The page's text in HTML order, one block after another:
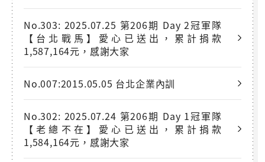
No.303: 2025.07.25 第206期 Day 2冠軍隊
【台北戰馬】愛心已送出，累計捐款
1,587,164元，感謝大家
No.007:2015.05.05 台北企業內訓
No.302: 2025.07.24 第206期 Day 1冠軍隊
【老總不在】愛心已送出，累計捐款
1,584,164元，感謝大家